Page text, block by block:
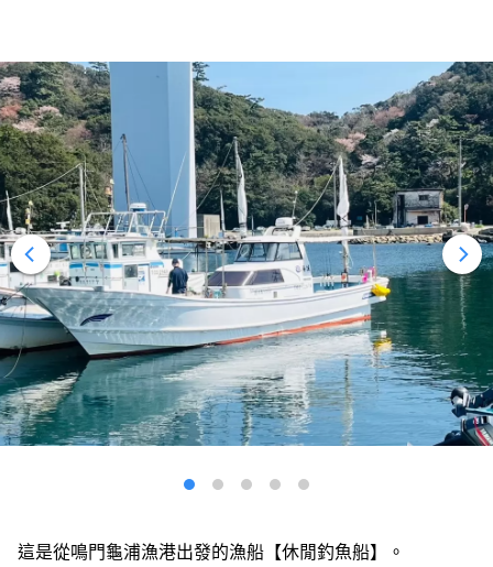
這是從鳴門龜浦漁港出發的漁船【休閒釣魚船】。